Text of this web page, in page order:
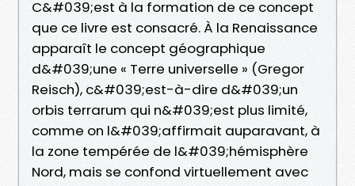
C&#039;est à la formation de ce concept
que ce livre est consacré. À la Renaissance
apparaît le concept géographique
d&#039;une « Terre universelle » (Gregor
Reisch), c&#039;est-à-dire d&#039;un
orbis terrarum qui n&#039;est plus limité,
comme on l&#039;affirmait auparavant, à
la zone tempérée de l&#039;hémisphère
Nord, mais se confond virtuellement avec